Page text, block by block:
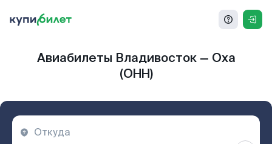
Авиабилеты Владивосток — Оха
(OHH)